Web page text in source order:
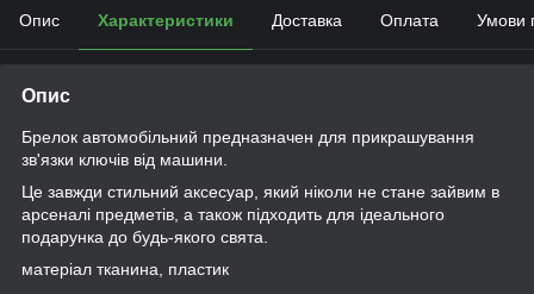
Опис Характеристики Доставка Оплата Умови
Опис
Брелок автомобільний предназначен для прикрашування
зв'язки ключів від машини.
Це завжди стильний аксесуар, який ніколи не стане зайвим в
арсеналі предметів, а також підходить для ідеального
подарунка до будь-якого свята.
матеріал тканина, пластик